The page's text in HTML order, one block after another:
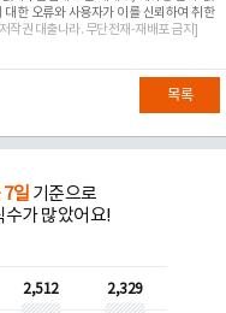
대한 오류와 사용자가 이를 신뢰하여 취한
작권 대출나라. 무단전재-재배포 금지]
목록
7일 기준으로
가 많았어요!
2,512 2,329